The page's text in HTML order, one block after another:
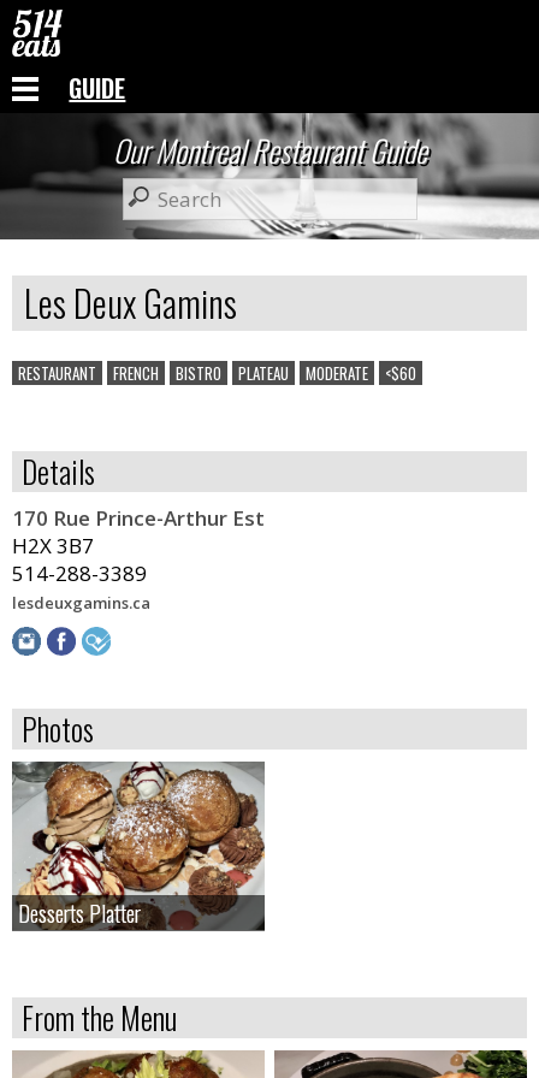
GUIDE
Our Montreal Restaurant Guide
Les Deux Gamins
RESTAURANT FRENCH BISTRO PLATEAU MODERATE <$60
Details
170 Rue Prince-Arthur Est
H2X 3B7
514-288-3389
lesdeuxgamins.ca
Photos
Desserts Platter
Desserts Platter
From the Menu